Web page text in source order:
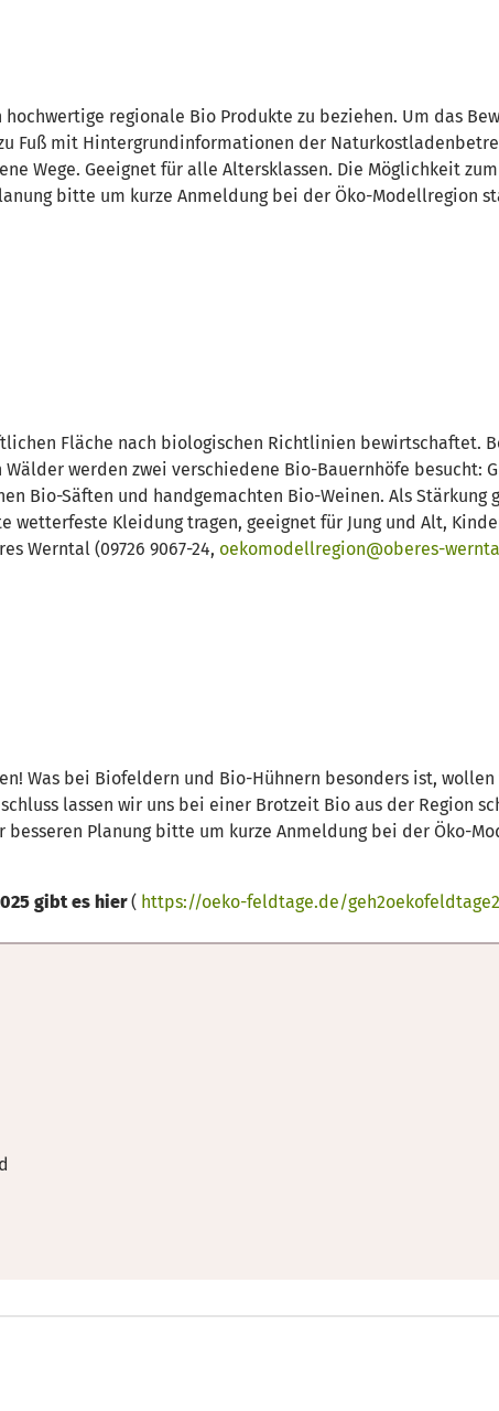
regionale Bio Produkte zu beziehen. Um das
Fuß mit Hintergrundinformationen der
Wege. Geeignet für alle Altersklassen. Die Möglichkeit
bitte um kurze Anmeldung bei der Öko-Modellregion
Fläche nach biologischen Richtlinien bewirtschaftet.
werden zwei verschiedene Bio-Bauernhöfe besucht:
Bio-Säften und handgemachten Bio-Weinen. Als Stärkung
wetterfeste Kleidung tragen, geeignet für Jung und Alt,
Werntal (09726 9067-24, oekomodellregion@oberes-
Was bei Biofeldern und Bio-Hühnern besonders ist,
lassen wir uns bei einer Brotzeit Bio aus der Region
Planung bitte um kurze Anmeldung bei der Öko-
gibt es hier( https://oeko-feldtage.de/